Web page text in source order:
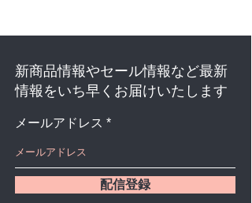
新商品情報やセール情報など最新
情報をいち早くお届けいたします
メールアドレス
配信登録